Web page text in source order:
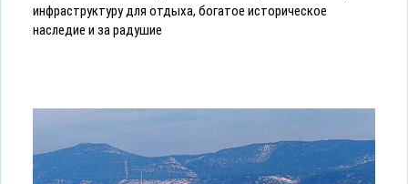
инфраструктуру для отдыха, богатое историческое
наследие и за радушие